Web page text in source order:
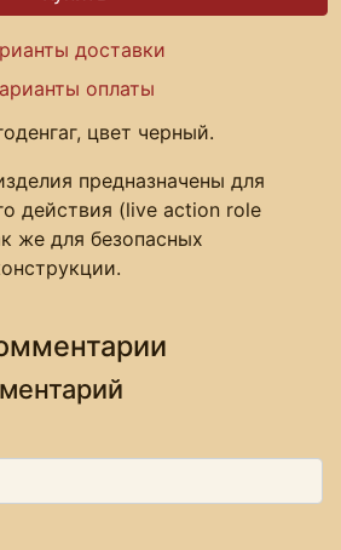
доставки
оплаты
цвет черный.
предназначены для
действия (live action role
же для безопасных